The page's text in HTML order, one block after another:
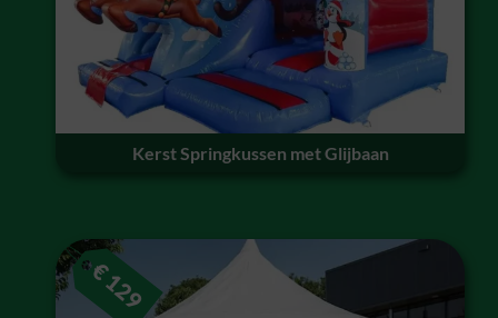
Kerst Springkussen met Glijbaan
€
129